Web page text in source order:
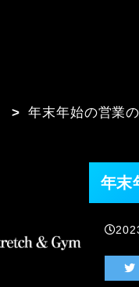
年末年始の営業
年末